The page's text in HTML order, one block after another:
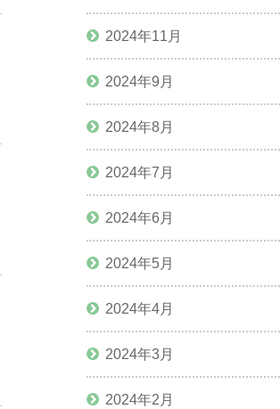
2024年11月
2024年9月
2024年8月
2024年7月
2024年6月
2024年5月
2024年4月
2024年3月
2024年2月